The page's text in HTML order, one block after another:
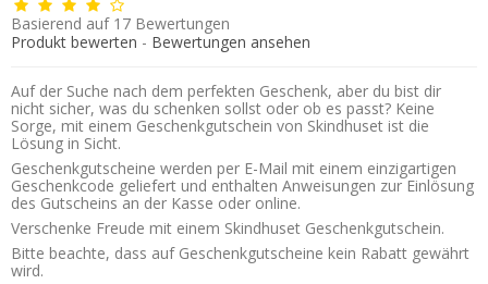
Basierend auf 17 Bewertungen
Produkt bewerten - Bewertungen ansehen
Auf der Suche nach dem perfekten Geschenk, aber du bist dir
nicht sicher, was du schenken sollst oder ob es passt? Keine
Sorge, mit einem Geschenkgutschein von Skindhuset ist die
Lösung in Sicht.
Geschenkgutscheine werden per E-Mail mit einem einzigartigen
Geschenkcode geliefert und enthalten Anweisungen zur Einlösung
des Gutscheins an der Kasse oder online.
Verschenke Freude mit einem Skindhuset Geschenkgutschein.
Bitte beachte, dass auf Geschenkgutscheine kein Rabatt gewährt
wird.